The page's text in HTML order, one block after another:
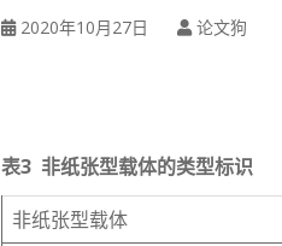
2020年10月27日 论文狗
表3 非纸张型载体的类型标识
非纸张型载体